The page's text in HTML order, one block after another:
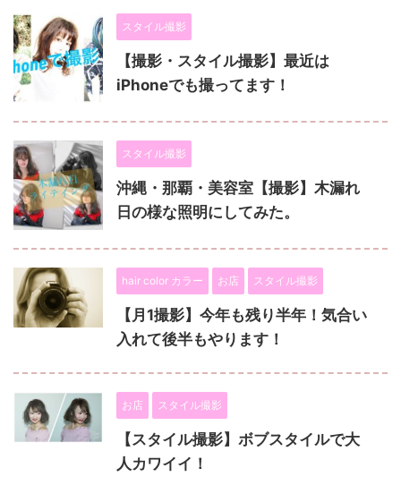
スタイル撮影
【撮影・スタイル撮影】最近は
iPhoneでも撮ってます！
スタイル撮影
沖縄・那覇・美容室【撮影】木漏れ
日の様な照明にしてみた。
hair color カラー お店 スタイル撮影
【月1撮影】今年も残り半年！気合い
入れて後半もやります！
お店 スタイル撮影
【スタイル撮影】ボブスタイルで大
人カワイイ！